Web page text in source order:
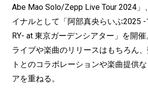
Abe Mao Solo/Zepp Live Tour 2024」
イナルとして「阿部真央らいぶ2025 -
RY- at 東京ガーデンシアター」を開催
ライブや楽曲のリリースはもちろん
トとのコラボレーションや楽曲提供
アを重ねる。